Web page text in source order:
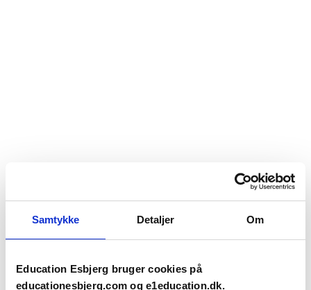
Samtykke Detaljer Om
Education Esbjerg bruger cookies på
educationesbjerg.com og e1education.dk.